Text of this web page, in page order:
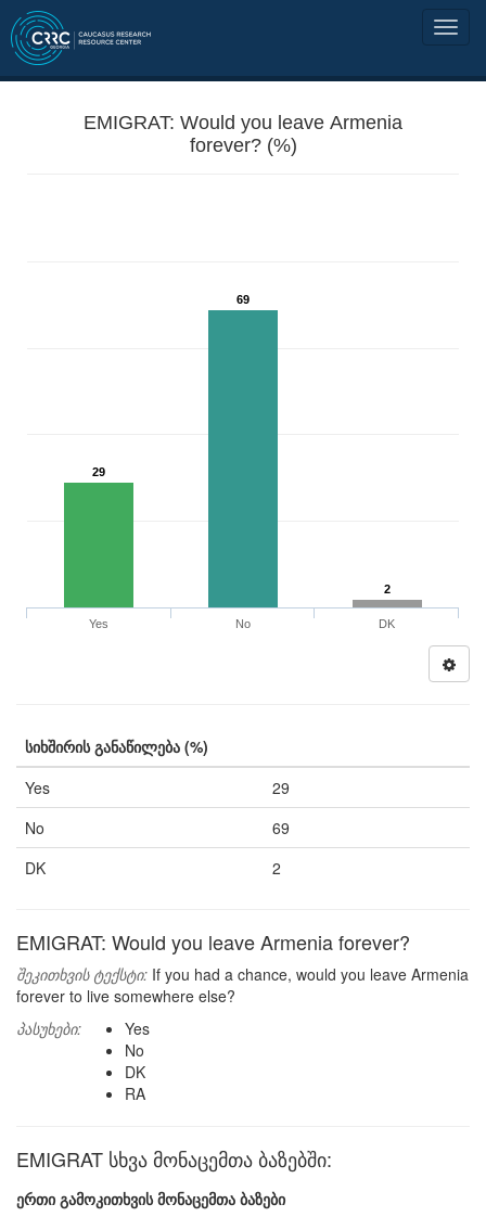
EMIGRAT: Would you leave Armenia
forever? (%)
29
69
2
Yes No DK
სიხშირის განაწილება (%)
Yes
29
No
69
DK
2
EMIGRAT: Would you leave Armenia forever?
შეკითხვის ტექსტი: If you had a chance, would you leave Armenia
forever to live somewhere else?
პასუხები:
Yes
No
DK
RA
EMIGRAT სხვა მონაცემთა ბაზებში:
ერთი გამოკითხვის მონაცემთა ბაზები